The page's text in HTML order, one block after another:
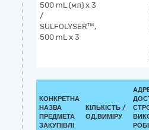
500 mL (мл) х 3
/
SULFOLYSER™,
500 mL х 3
КОНКРЕТНА
НАЗВА
ПРЕДМЕТА
ЗАКУПІВЛІ
КІЛЬКІСТЬ /
ОД.ВИМІРУ